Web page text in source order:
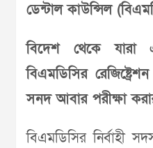
ডেন্টাল কাউন্সিল
বিদেশ থেকে যারা
বিএমডিসির
সনদ আবার পরীক্ষা
বিএমডিসির নির্বাহী